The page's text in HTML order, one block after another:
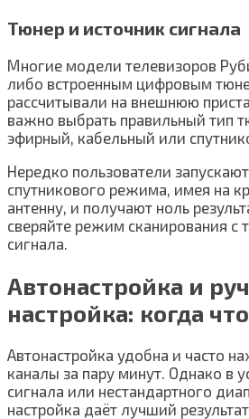
Тюнер и источник сигнала
Многие модели телевизоров
либо встроенным цифровым
рассчитывали на внешнюю
важно выбрать правильный тип
эфирный, кабельный или
Нередко пользователи
спутникового режима, имея на
антенну, и получают ноль
сверяйте режим сканирования с
сигнала.
Автонастройка и
настройка: когда
Автонастройка удобна и часто
каналы за пару минут. Однако в
сигнала или нестандартного
настройка даёт лучший результат.